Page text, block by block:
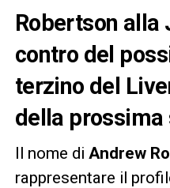
Robertson alla
contro del
terzino del
della prossima
Il nome di Andrew
rappresentare il